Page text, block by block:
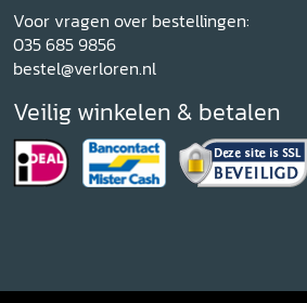
Voor vragen over bestellingen:
035 685 9856
bestel@verloren.nl
Veilig winkelen & betalen